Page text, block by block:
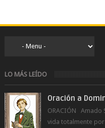
LO MÁS LEÍDO
Oración a
ORACIÓN Amado
vida totalmente por